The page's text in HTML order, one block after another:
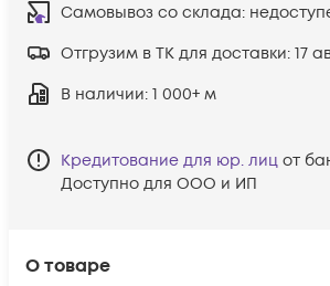
О товаре
Самовывоз со склада:
Отгрузим в ТК для доставки: 17
В наличии: 1 000+ м
Кредитование для юр. лиц от
Доступно для ООО и ИП